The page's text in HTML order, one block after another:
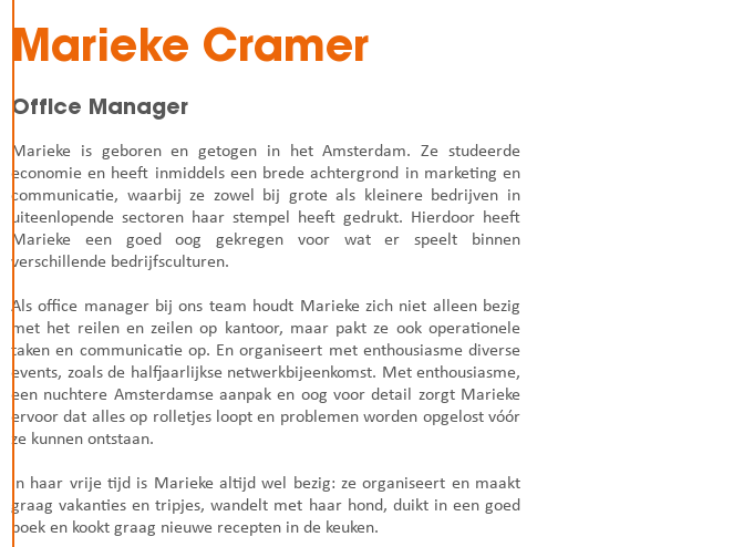
Marieke Cramer
Office Manager
Marieke is geboren en getogen in het Amsterdam. Ze studeerde
economie en heeft inmiddels een brede achtergrond in marketing en
communicatie, waarbij ze zowel bij grote als kleinere bedrijven in
uiteenlopende sectoren haar stempel heeft gedrukt. Hierdoor heeft
Marieke een goed oog gekregen voor wat er speelt binnen
verschillende bedrijfsculturen.
Als office manager bij ons team houdt Marieke zich niet alleen bezig
met het reilen en zeilen op kantoor, maar pakt ze ook operationele
taken en communicatie op. En organiseert met enthousiasme diverse
events, zoals de halfjaarlijkse netwerkbijeenkomst. Met enthousiasme,
een nuchtere Amsterdamse aanpak en oog voor detail zorgt Marieke
ervoor dat alles op rolletjes loopt en problemen worden opgelost vóór
ze kunnen ontstaan.
In haar vrije tijd is Marieke altijd wel bezig: ze organiseert en maakt
graag vakanties en tripjes, wandelt met haar hond, duikt in een goed
boek en kookt graag nieuwe recepten in de keuken.